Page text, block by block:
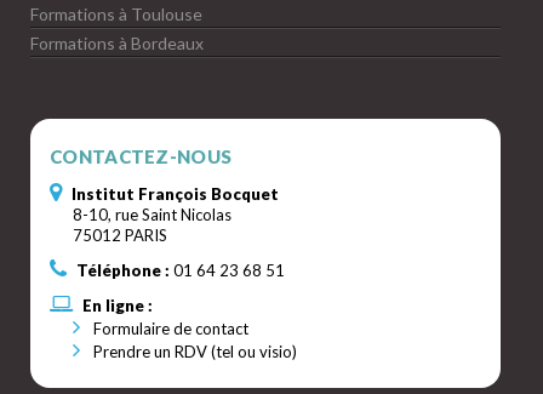
Formations à Toulouse
Formations à Bordeaux
CONTACTEZ-NOUS
Institut François Bocquet
8-10, rue Saint Nicolas
75012 PARIS
Téléphone : 01 64 23 68 51
En ligne :
Formulaire de contact
Prendre un RDV (tel ou visio)